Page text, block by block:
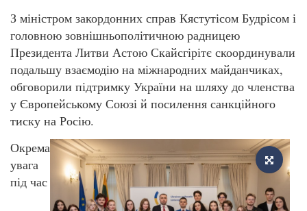
З міністром закордонних справ Кястутісом Будрісом і
головною зовнішньополітичною радницею
Президента Литви Астою Скайсгірітє скоординували
подальшу взаємодію на міжнародних майданчиках,
обговорили підтримку України на шляху до членства
у Європейському Союзі й посилення санкційного
тиску на Росію.
Окрема
увага
під час